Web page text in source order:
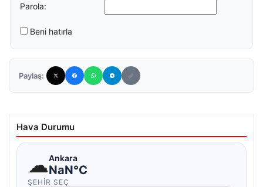
Parola:
Beni hatırla
Paylaş:
Hava Durumu
☁Ankara
NaN°C
ŞEHIR SEÇ